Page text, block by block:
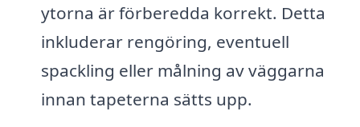
ytorna är förberedda korrekt. Detta
inkluderar rengöring, eventuell
spackling eller målning av väggarna
innan tapeterna sätts upp.